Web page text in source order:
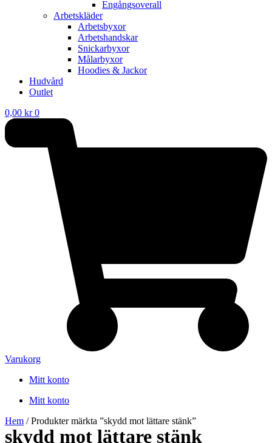
Engångsoverall
Arbetskläder
Arbetsbyxor
Arbetshandskar
Snickarbyxor
Målarbyxor
Hoodies & Jackor
Hudvård
Outlet
0,00 kr 0
Varukorg
Mitt konto
Mitt konto
Hem / Produkter märkta ”skydd mot lättare stänk”
skydd mot lättare stänk